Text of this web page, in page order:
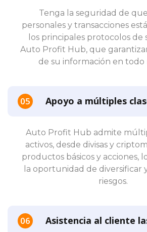
Tenga la seguridad de
personales y transacciones
los principales protocolos de
Auto Profit Hub, que
de su información en
Apoyo a múltiples
Auto Profit Hub admite
activos, desde divisas y
productos básicos y acciones,
la oportunidad de diversificar
riesgos.
Asistencia al cliente